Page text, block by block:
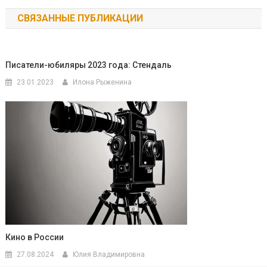
записям
СВЯЗАННЫЕ ПУБЛИКАЦИИ
Писатели-юбиляры 2023 года: Стендаль
23.01.2023 Илона Рыженина
Кино в России
27.08.2024 Юлия Владимировна